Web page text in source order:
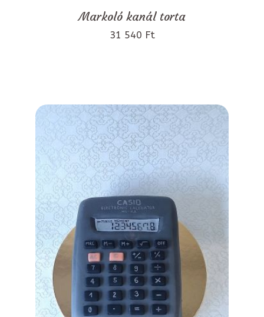
Markoló kanál torta
31 540 Ft